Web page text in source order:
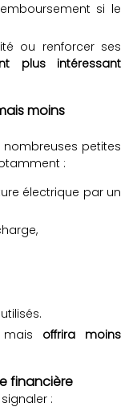
si le
ou renforcer ses
plus intéressant
moins
petites
:
électrique par un
offrira moins
financière
: